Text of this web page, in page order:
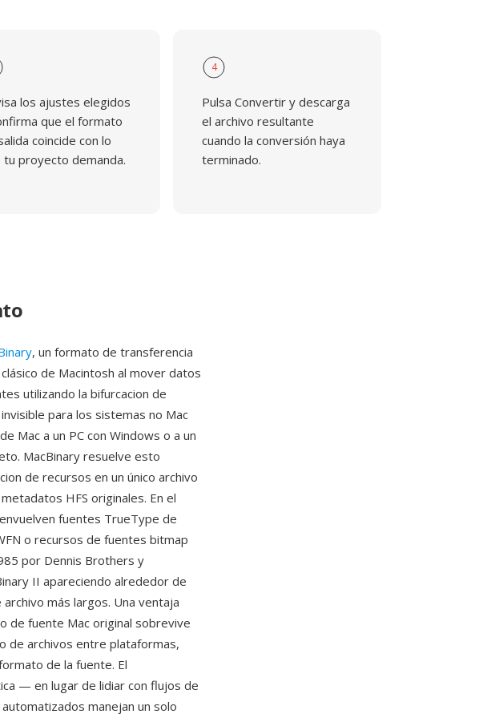
los ajustes elegidos
que el formato
coincide con lo
tu proyecto demanda.
4
Pulsa Convertir y descarga
el archivo resultante
cuando la conversión haya
terminado.
, un formato de transferencia
de Macintosh al mover datos
utilizando la bifurcacion de
para los sistemas no Mac
Mac a un PC con Windows o a un
MacBinary resuelve esto
de recursos en un único archivo
HFS originales. En el
fuentes TrueType de
o recursos de fuentes bitmap
por Dennis Brothers y
II apareciendo alrededor de
más largos. Una ventaja
de fuente Mac original sobrevive
de archivos entre plataformas,
de la fuente. El
— en lugar de lidiar con flujos de
manejan un solo